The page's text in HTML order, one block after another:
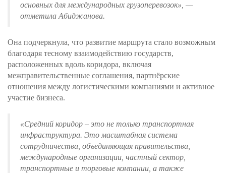
основных для международных грузоперевозок», —
отметила Абиджанова.
Она подчеркнула, что развитие маршрута стало возможным
благодаря тесному взаимодействию государств,
расположенных вдоль коридора, включая
межправительственные соглашения, партнёрские
отношения между логистическими компаниями и активное
участие бизнеса.
«Средний коридор – это не только транспортная
инфраструктура. Это масштабная система
сотрудничества, объединяющая правительства,
международные организации, частный сектор,
транспортные и торговые компании, а также